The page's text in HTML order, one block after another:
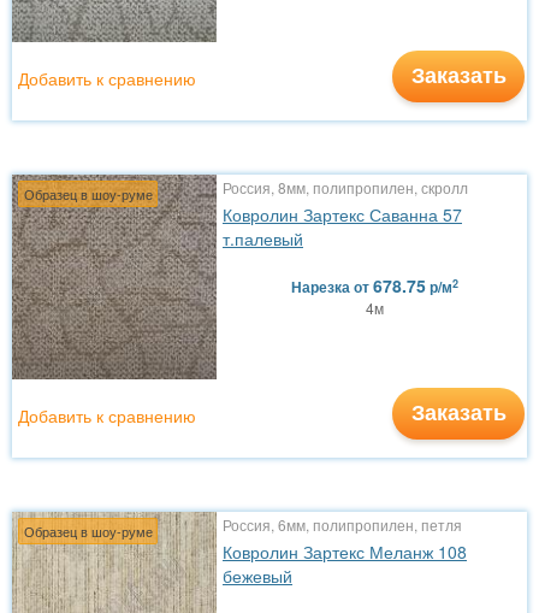
Заказать
Добавить к сравнению
Образец в шоу-руме Россия, 8мм, полипропилен, скролл
Ковролин Зартекс Саванна 57
т.палевый
Нарезкаот678.75р/м2
4м
Заказать
Добавить к сравнению
Образец в шоу-руме Россия, 6мм, полипропилен, петля
Ковролин Зартекс Меланж 108
бежевый